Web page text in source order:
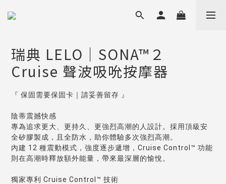
瑞典 LELO｜SONA™２
Cruise 聲波吸吮按摩器
『 保固需要保固卡｜請妥善留存 』
陰蒂震撼快感
專為追求更大、更持久、更強烈高潮的人設計。採用頂級安
全矽膠製成，且全防水，助你體驗多次強烈高潮。
內建 12 種震動模式，強度逐步遞增，Cruise Control™ 功能
則在高潮時釋放額外能量，帶來最深層的愉悅。
獨家專利 Cruise Control™ 技術